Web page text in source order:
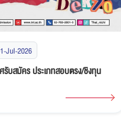
Jul-2026
รับสมัคร ประเภทสอบตรง/ชิงทุน